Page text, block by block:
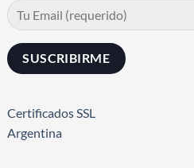
Certificados SSL
Argentina